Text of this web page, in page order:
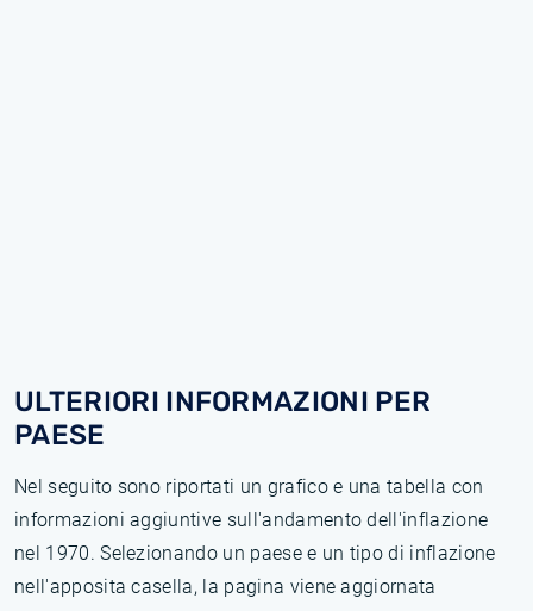
ULTERIORI INFORMAZIONI PER
PAESE
Nel seguito sono riportati un grafico e una tabella con
informazioni aggiuntive sull'andamento dell'inflazione
nel 1970. Selezionando un paese e un tipo di inflazione
nell'apposita casella, la pagina viene aggiornata